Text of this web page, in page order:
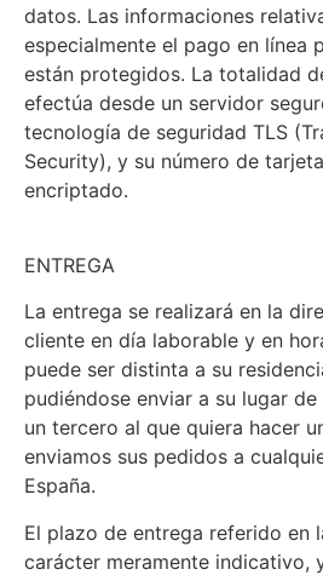
datos. Las informaciones
especialmente el pago en línea
están protegidos. La totalidad
efectúa desde un servidor
tecnología de seguridad TLS
Security), y su número de
encriptado.
ENTREGA
La entrega se realizará en la
cliente en día laborable y en
puede ser distinta a su
pudiéndose enviar a su lugar
un tercero al que quiera hacer
enviamos sus pedidos a
España.
El plazo de entrega referido en
carácter meramente indicativo,